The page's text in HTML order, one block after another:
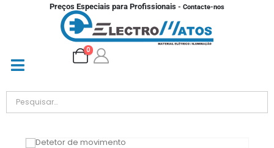
Preços Especiais para Profissionais - Contacte-nos
0